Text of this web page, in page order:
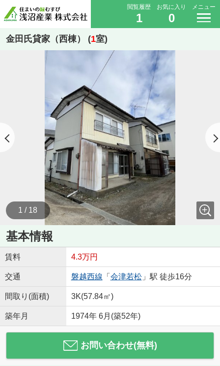
閲覧履歴
1
お気に入り
0
メニュー
金田氏貸家（西棟） (1室)
1 / 18
基本情報
賃料 4.3万円
交通 磐越西線 「 会津若松」駅 徒歩16分
間取り(面積) 3K(57.84㎡)
築年月 1974年 6月(築52年)
お問い合わせ(無料)